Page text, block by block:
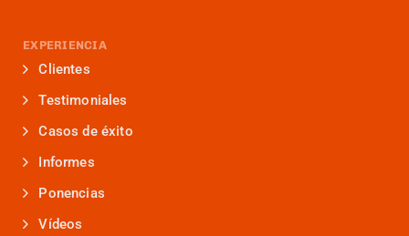
EXPERIENCIA
Clientes
Testimoniales
Casos de éxito
Informes
Ponencias
Vídeos